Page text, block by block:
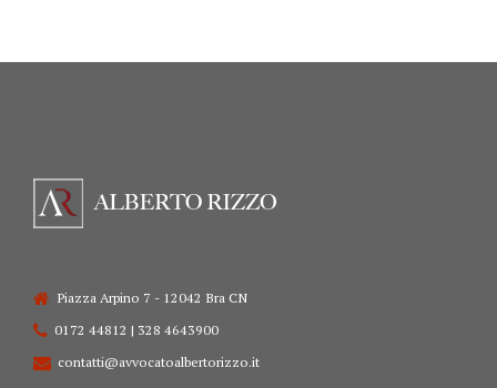
Piazza Arpino 7 - 12042 Bra CN
0172 44812 | 328 4643900
contatti@avvocatoalbertorizzo.it